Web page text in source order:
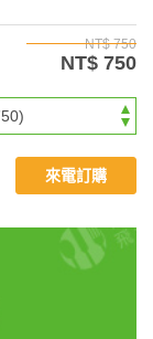
NT$ 750
NT$ 750
來電訂購